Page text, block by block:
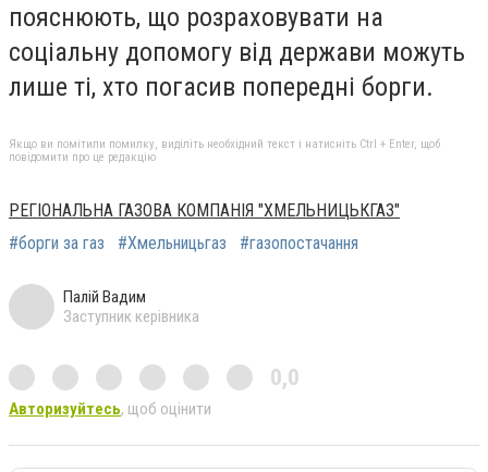
пояснюють, що розраховувати на
соціальну допомогу від держави можуть
лише ті, хто погасив попередні борги.
Якщо ви помітили помилку, виділіть необхідний текст і натисніть Ctrl + Enter, щоб
повідомити про це редакцію
РЕГІОНАЛЬНА ГАЗОВА КОМПАНІЯ "ХМЕЛЬНИЦЬКГАЗ"
#борги за газ
#Хмельницьгаз #газопостачання
Палій Вадим
Заступник керівника
0,0
Авторизуйтесь, щоб оцінити